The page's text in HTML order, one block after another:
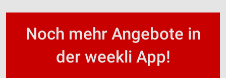
Noch mehr Angebote in
der weekli App!